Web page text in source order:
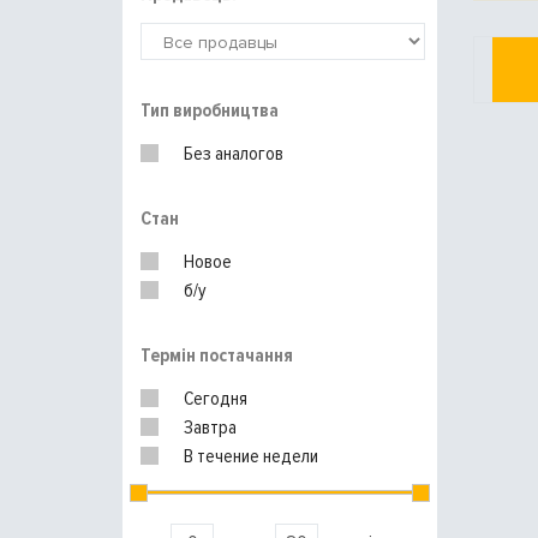
Тип виробництва
Без аналогов
Стан
Новое
б/у
Термін постачання
Сегодня
Завтра
В течение недели